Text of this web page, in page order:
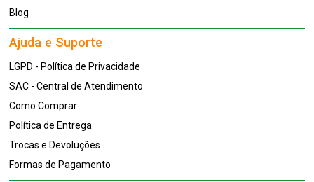
Blog
Ajuda e Suporte
LGPD - Política de Privacidade
SAC - Central de Atendimento
Como Comprar
Política de Entrega
Trocas e Devoluções
Formas de Pagamento